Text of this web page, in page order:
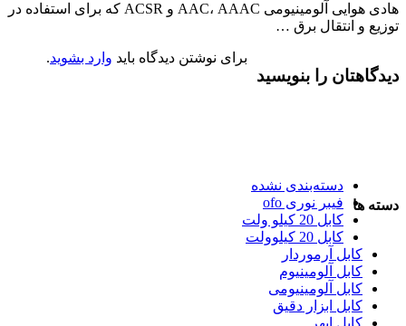
هادی هوایی آلومینیومی AAC، AAAC و ACSR که برای استفاده در
توزیع و انتقال برق …
دیدگاهتان را بنویسید
برای نوشتن دیدگاه باید وارد بشوید.
دسته ها
دسته‌بندی نشده
فیبر نوری ofo
کابل 20 کیلو ولت
کابل 20 کیلوولت
کابل آرموردار
کابل آلومینیوم
کابل آلومینیومی
کابل ابزار دقیق